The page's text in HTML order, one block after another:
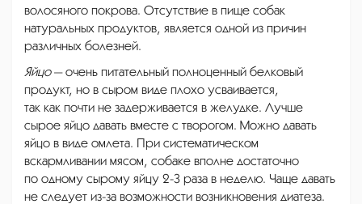
волосяного покрова. Отсутствие в пище собак
натуральных продуктов, является одной из причин
различных болезней.
Яйцо— очень питательный полноценный белковый
продукт, но в сыром виде плохо усваивается,
так как почти не задерживается в желудке. Лучше
сырое яйцо давать вместе с творогом. Можно давать
яйцо в виде омлета. При систематическом
вскармливании мясом, собаке вполне достаточно
по одному сырому яйцу 2-3 раза в неделю. Чаще давать
не следует из-за возможности возникновения диатеза.